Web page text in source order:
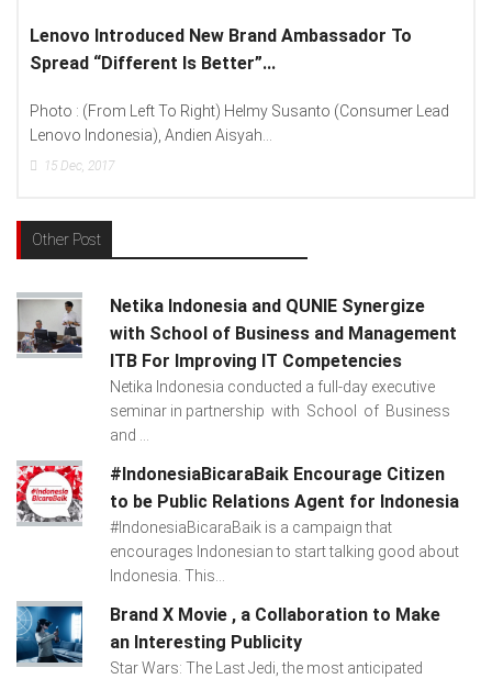
Lenovo Introduced New Brand Ambassador To
Spread “Different Is Better”...
Photo : (From Left To Right) Helmy Susanto (Consumer Lead
Lenovo Indonesia), Andien Aisyah...
15 Dec, 2017
Other Post
Netika Indonesia and QUNIE Synergize
with School of Business and Management
ITB For Improving IT Competencies
Netika Indonesia conducted a full-day executive
seminar in partnership with School of Business
and ...
#IndonesiaBicaraBaik Encourage Citizen
to be Public Relations Agent for Indonesia
#IndonesiaBicaraBaik is a campaign that
encourages Indonesian to start talking good about
Indonesia. This...
Brand X Movie , a Collaboration to Make
an Interesting Publicity
Star Wars: The Last Jedi, the most anticipated